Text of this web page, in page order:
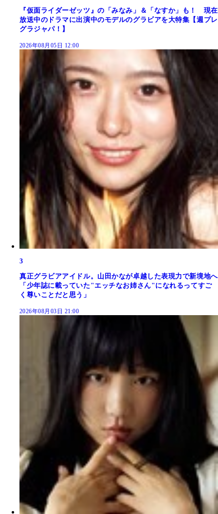
『仮面ライダーゼッツ』の「みなみ」＆「なすか」も！ 現在
放送中のドラマに出演中のモデルのグラビアを大特集【週プレ
グラジャパ！】
2026年08月05日 12:00
3
真正グラビアアイドル。山田かなが卓越した表現力で新境地へ
「少年誌に載っていた"エッチなお姉さん"になれるってすご
く尊いことだと思う」
2026年08月03日 21:00